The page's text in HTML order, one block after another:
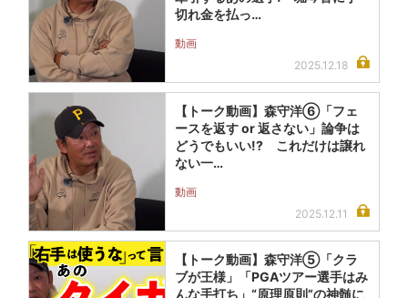
切れ金を払っ…
動画
2025.12.18
【トーク動画】森守洋⑥「フェ
ースを返す or 返さない」論争は
どうでもいい!? これだけは譲れ
ない一…
動画
2025.12.11
【トーク動画】森守洋⑤「クラ
ブが王様」「PGAツアー選手はみ
んな手打ち」“原理原則”の神髄に